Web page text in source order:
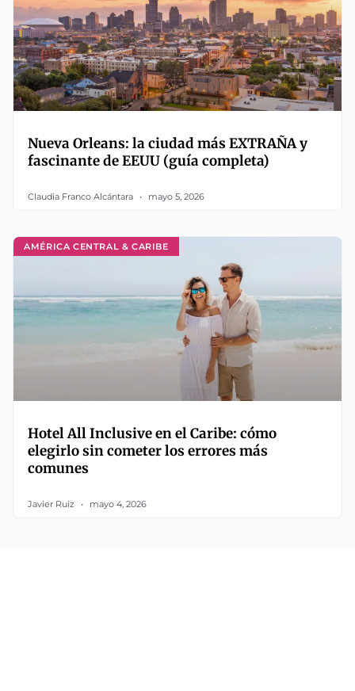
Nueva Orleans: la ciudad más EXTRAÑA y
fascinante de EEUU (guía completa)
Claudia Franco Alcántara mayo 5, 2026
AMÉRICA CENTRAL & CARIBE
Hotel All Inclusive en el Caribe: cómo
elegirlo sin cometer los errores más
comunes
Javier Ruiz mayo 4, 2026